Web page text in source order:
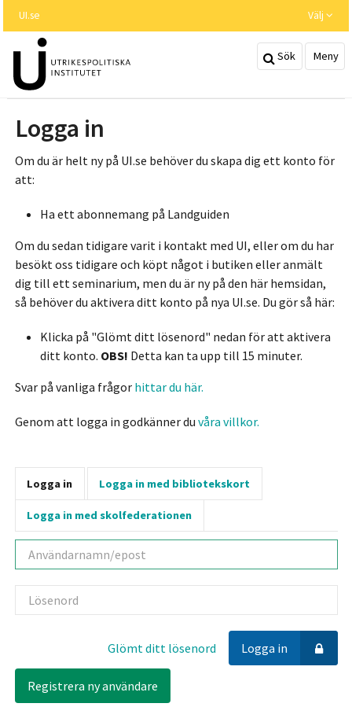
huvudinnehållet
UI.se Välj
Sök Meny
Logga in
Om du är helt ny på UI.se behöver du skapa dig ett konto för
att:
Ha ett abonnemang på Landguiden
Om du sedan tidigare varit i kontakt med UI, eller om du har
besökt oss tidigare och köpt något i butiken eller anmält
dig till ett seminarium, men du är ny på den här hemsidan,
så behöver du aktivera ditt konto på nya UI.se. Du gör så här:
Klicka på "Glömt ditt lösenord" nedan för att aktivera
ditt konto. OBS! Detta kan ta upp till 15 minuter.
Svar på vanliga frågor hittar du här.
Genom att logga in godkänner du våra villkor.
Logga in Logga in med bibliotekskort
Logga in med skolfederationen
Användarnamn
Lösenord
Logga in
Glömt ditt lösenord
Registrera ny användare